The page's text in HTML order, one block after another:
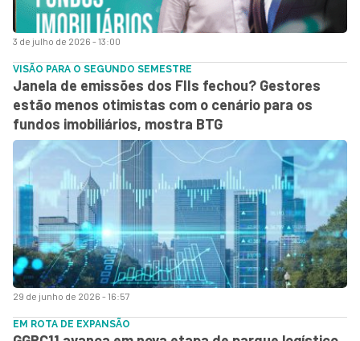
3 de julho de 2026 - 13:00
29 de junho de 2026 - 16:57
VISÃO PARA O SEGUNDO SEMESTRE
Janela de emissões dos FIIs fechou? Gestores
estão menos otimistas com o cenário para os
fundos imobiliários, mostra BTG
EM ROTA DE EXPANSÃO